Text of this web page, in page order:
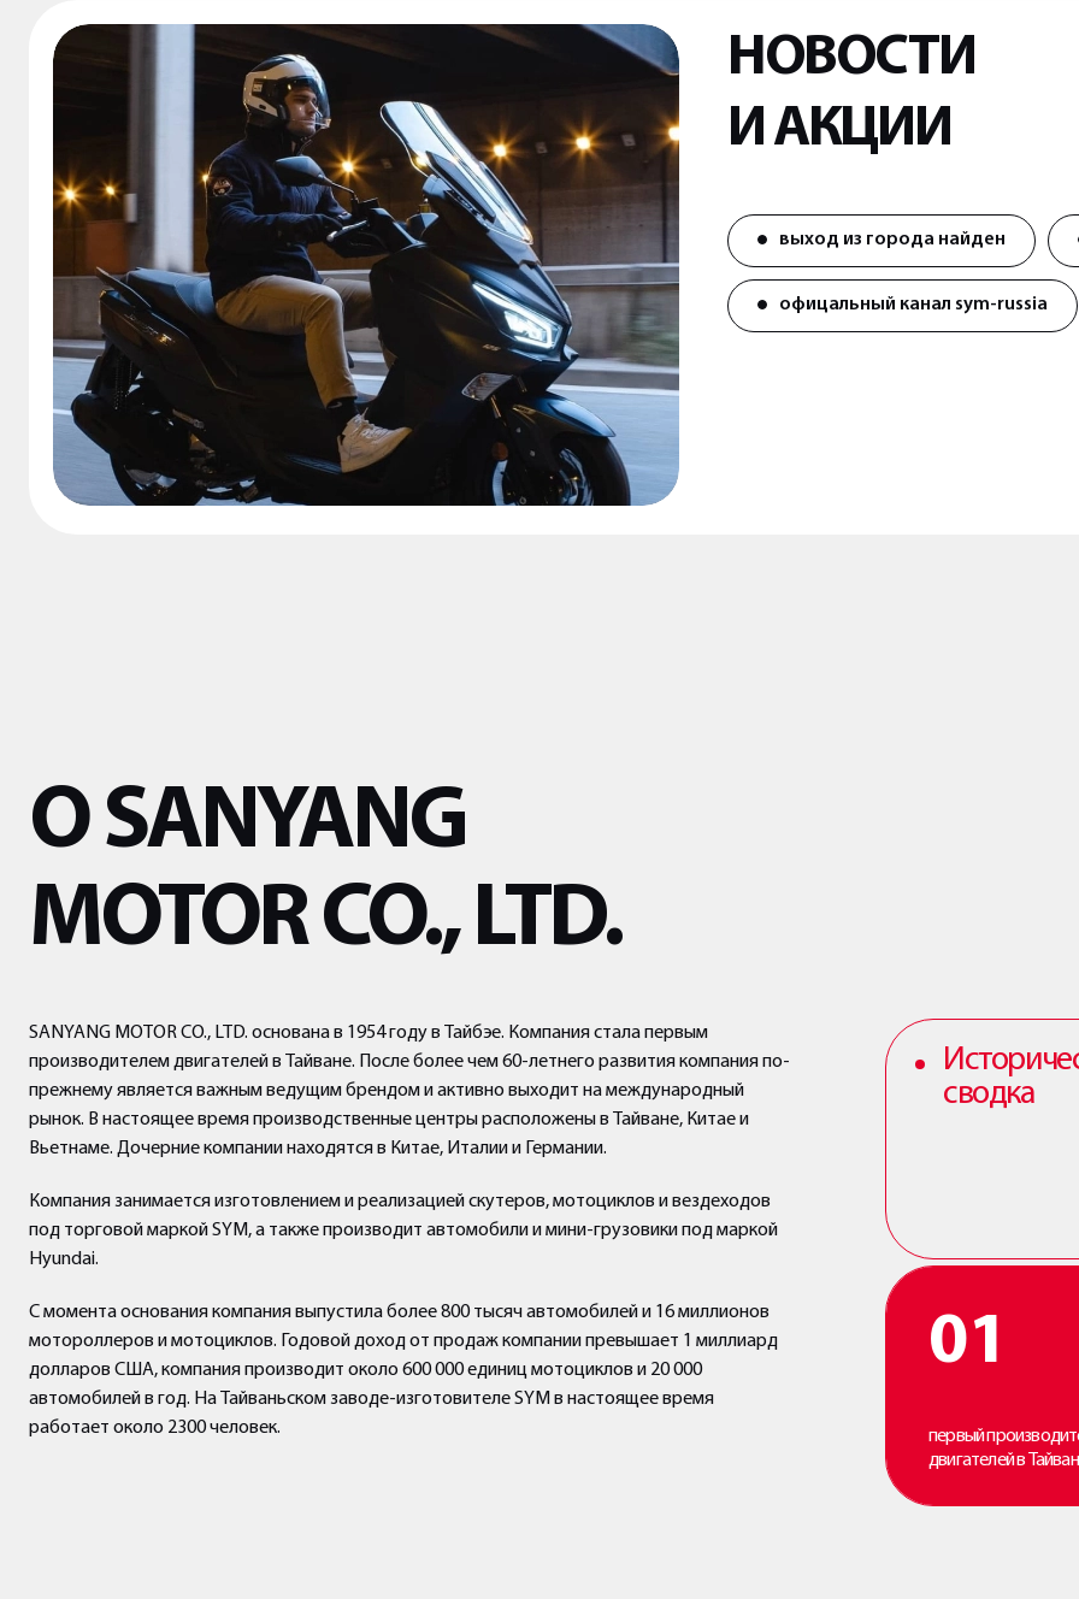
НОВОСТИ
И АКЦИИ
выход из города найден
офицальный канал sym-russia
О SANYANG
MOTOR CO., LTD.
SANYANG MOTOR CO., LTD. основана в 1954 году в Тайбэе. Компания стала первым
производителем двигателей в Тайване. После более чем 60-летнего развития компания по-
прежнему является важным ведущим брендом и активно выходит на международный
рынок. В настоящее время производственные центры расположены в Тайване, Китае и
Вьетнаме. Дочерние компании находятся в Китае, Италии и Германии.
Компания занимается изготовлением и реализацией скутеров, мотоциклов и вездеходов
под торговой маркой SYM, а также производит автомобили и мини-грузовики под маркой
Hyundai.
С момента основания компания выпустила более 800 тысяч автомобилей и 16 миллионов
мотороллеров и мотоциклов. Годовой доход от продаж компании превышает 1 миллиард
долларов США, компания производит около 600 000 единиц мотоциклов и 20 000
автомобилей в год. На Тайваньском заводе-изготовителе SYM в настоящее время
работает около 2300 человек.
сводка
01
первый
двигателей в